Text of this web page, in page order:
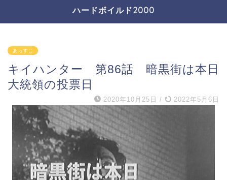
ハードボイルド2000
あらすじ
キイハンター 第86話 暗黒街は本日
大統領の投票日
2020年10月25日 / 2022年5月6日